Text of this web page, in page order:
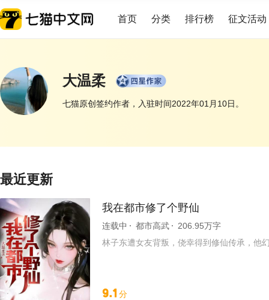
首页 分类 排行榜 征文活动
大温柔
七猫原创签约作者，入驻时间2022年01月10日。
最近更新
我在都市修了个野仙
连载中 都市高武
206.95万字
林子东遭女友背叛，侥幸得到修仙传承，他
9.1 分